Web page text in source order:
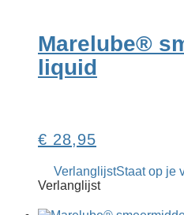
Marelube®
liquid
€ 28,95
VerlanglijstStaat op je
Verlanglijst